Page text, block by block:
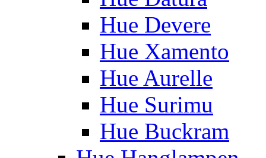
Hue Devere
Hue Xamento
Hue Aurelle
Hue Surimu
Hue Buckram